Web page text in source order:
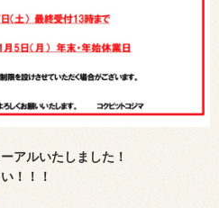
アルいたしました！
！！！